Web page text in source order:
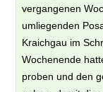
vergangenen
umliegenden
Kraichgau im
Wochenende
proben und den